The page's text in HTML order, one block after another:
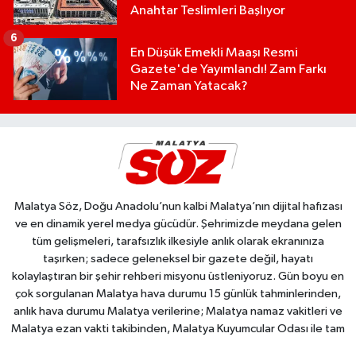
Anahtar Teslimleri Başlıyor
En Düşük Emekli Maaşı Resmi
Gazete'de Yayımlandı! Zam Farkı
Ne Zaman Yatacak?
6
Malatya Söz, Doğu Anadolu’nun kalbi Malatya’nın dijital hafızası
ve en dinamik yerel medya gücüdür. Şehrimizde meydana gelen
tüm gelişmeleri, tarafsızlık ilkesiyle anlık olarak ekranınıza
taşırken; sadece geleneksel bir gazete değil, hayatı
kolaylaştıran bir şehir rehberi misyonu üstleniyoruz. Gün boyu en
çok sorgulanan Malatya hava durumu 15 günlük tahminlerinden,
anlık hava durumu Malatya verilerine; Malatya namaz vakitleri ve
Malatya ezan vakti takibinden, Malatya Kuyumcular Odası ile tam